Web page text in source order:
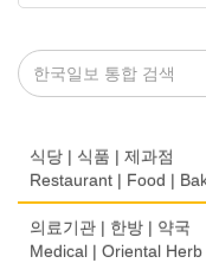
식당 | 식품 | 제과점
Restaurant | Food |
농장
Farm
의료기관 | 한방 | 약국
Medical | Oriental